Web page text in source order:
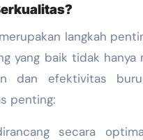
langkah
yang baik tidak
dan efektivitas
penting:
secara